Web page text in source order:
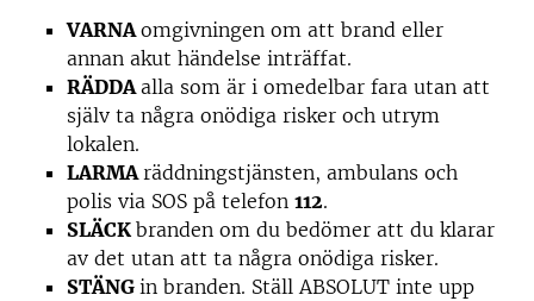
VARNA omgivningen om att brand eller
annan akut händelse inträffat.
RÄDDA alla som är i omedelbar fara utan att
själv ta några onödiga risker och utrym
lokalen.
LARMA räddningstjänsten, ambulans och
polis via SOS på telefon 112.
SLÄCK branden om du bedömer att du klarar
av det utan att ta några onödiga risker.
STÄNG in branden. Ställ ABSOLUT inte upp